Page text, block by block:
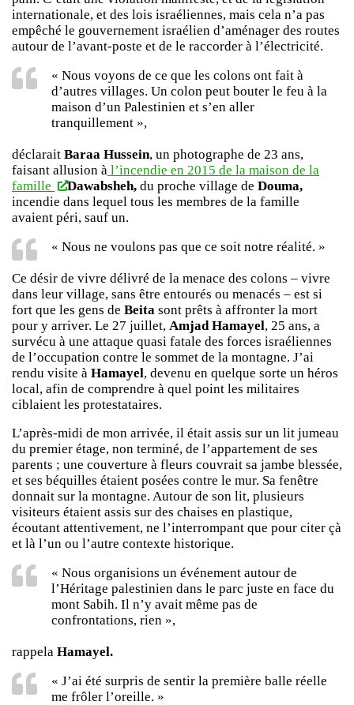
internationale, et des lois israéliennes, mais cela n’a pas
empêché le gouvernement israélien d’aménager des routes
autour de l’avant-poste et de le raccorder à l’électricité.
« Nous voyons de ce que les colons ont fait à
d’autres villages. Un colon peut bouter le feu à la
maison d’un Palestinien et s’en aller
tranquillement »,
déclarait Baraa Hussein, un photographe de 23 ans,
faisant allusion à l’incendie en 2015 de la maison de la
famille
Dawabsheh,du proche village de Douma,
incendie dans lequel tous les membres de la famille
avaient péri, sauf un.
« Nous ne voulons pas que ce soit notre réalité. »
Ce désir de vivre délivré de la menace des colons – vivre
dans leur village, sans être entourés ou menacés – est si
fort que les gens de Beita sont prêts à affronter la mort
pour y arriver. Le 27 juillet, Amjad Hamayel, 25 ans, a
survécu à une attaque quasi fatale des forces israéliennes
de l’occupation contre le sommet de la montagne. J’ai
rendu visite à Hamayel, devenu en quelque sorte un héros
local, afin de comprendre à quel point les militaires
ciblaient les protestataires.
L’après-midi de mon arrivée, il était assis sur un lit jumeau
du premier étage, non terminé, de l’appartement de ses
parents ; une couverture à fleurs couvrait sa jambe blessée,
et ses béquilles étaient posées contre le mur. Sa fenêtre
donnait sur la montagne. Autour de son lit, plusieurs
visiteurs étaient assis sur des chaises en plastique,
écoutant attentivement, ne l’interrompant que pour citer çà
et là l’un ou l’autre contexte historique.
« Nous organisions un événement autour de
l’Héritage palestinien dans le parc juste en face du
mont Sabih. Il n’y avait même pas de
confrontations, rien »,
rappela Hamayel.
« J’ai été surpris de sentir la première balle réelle
me frôler l’oreille. »